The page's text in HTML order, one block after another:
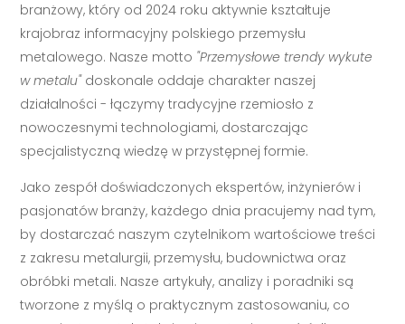
branżowy, który od 2024 roku aktywnie kształtuje
krajobraz informacyjny polskiego przemysłu
metalowego. Nasze motto "Przemysłowe trendy wykute
w metalu"doskonale oddaje charakter naszej
działalności - łączymy tradycyjne rzemiosło z
nowoczesnymi technologiami, dostarczając
specjalistyczną wiedzę w przystępnej formie.
Jako zespół doświadczonych ekspertów, inżynierów i
pasjonatów branży, każdego dnia pracujemy nad tym,
by dostarczać naszym czytelnikom wartościowe treści
z zakresu metalurgii, przemysłu, budownictwa oraz
obróbki metali. Nasze artykuły, analizy i poradniki są
tworzone z myślą o praktycznym zastosowaniu, co